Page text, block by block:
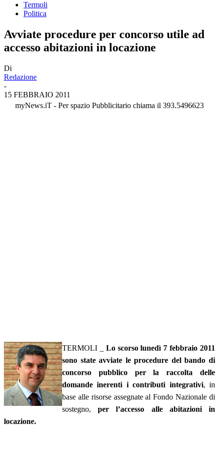
Termoli
Politica
Avviate procedure per concorso utile ad
accesso abitazioni in locazione
Di
Redazione
-
15 FEBBRAIO 2011
myNews.iT - Per spazio Pubblicitario chiama il 393.5496623
TERMOLI _ Lo scorso lunedì 7 febbraio 2011
sono state avviate le procedure del bando di
concorso pubblico per la raccolta delle
domande inerenti i contributi integrativi, in
base alle risorse assegnate al Fondo Nazionale di
sostegno,per l’accesso alle abitazioni in
locazione.